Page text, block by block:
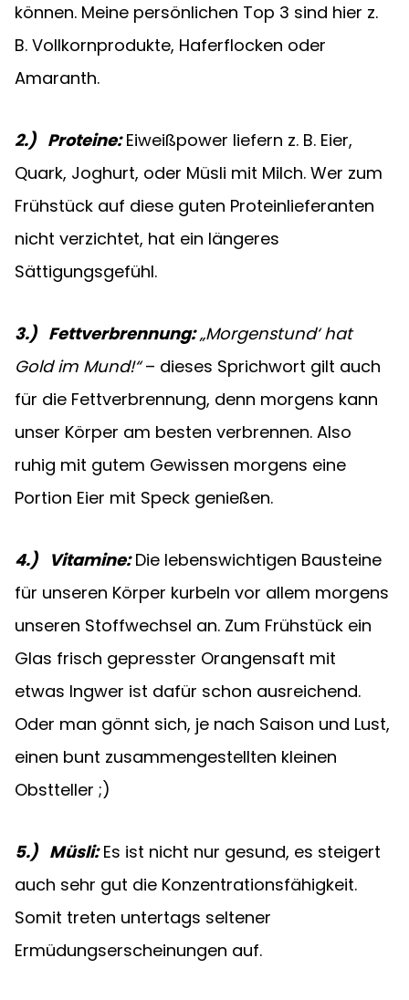
können. Meine persönlichen Top 3 sind hier z.
B. Vollkornprodukte, Haferflocken oder
Amaranth.
2.)   Proteine: Eiweißpower liefern z. B. Eier,
Quark, Joghurt, oder Müsli mit Milch. Wer zum
Frühstück auf diese guten Proteinlieferanten
nicht verzichtet, hat ein längeres
Sättigungsgefühl.
3.)   Fettverbrennung: „Morgenstund‘ hat
Gold im Mund!“ – dieses Sprichwort gilt auch
für die Fettverbrennung, denn morgens kann
unser Körper am besten verbrennen. Also
ruhig mit gutem Gewissen morgens eine
Portion Eier mit Speck genießen.
4.)   Vitamine: Die lebenswichtigen Bausteine
für unseren Körper kurbeln vor allem morgens
unseren Stoffwechsel an. Zum Frühstück ein
Glas frisch gepresster Orangensaft mit
etwas Ingwer ist dafür schon ausreichend.
Oder man gönnt sich, je nach Saison und Lust,
einen bunt zusammengestellten kleinen
Obstteller ;)
5.)   Müsli: Es ist nicht nur gesund, es steigert
auch sehr gut die Konzentrationsfähigkeit.
Somit treten untertags seltener
Ermüdungserscheinungen auf.